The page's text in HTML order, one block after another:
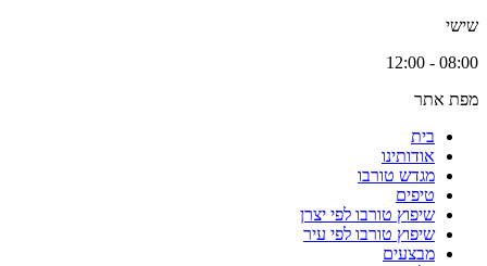
שישי
08:00 - 12:00
מפת אתר
בית
אודותינו
מגדש טורבו
טיפים
שיפוץ טורבו לפי יצרן
שיפוץ טורבו לפי עיר
מבצעים